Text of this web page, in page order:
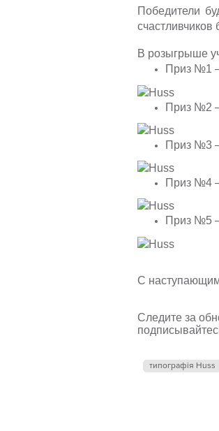
Победители
В розыгрыше
Приз №1
Приз №2
Приз №3
Приз №4
Приз №5
С
Следите за
типографія Huss